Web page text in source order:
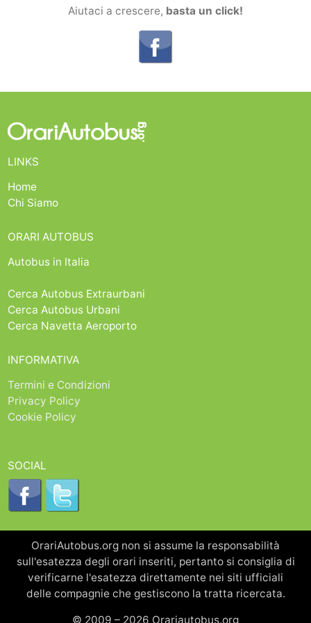
Aiutaci a crescere, basta un click!
LINKS
Home
Chi Siamo
ORARI AUTOBUS
Autobus in Italia
Cerca Autobus Extraurbani
Cerca Autobus Urbani
Cerca Navetta Aeroporto
INFORMATIVA
Termini e Condizioni
Privacy Policy
Cookie Policy
SOCIAL
OrariAutobus.org non si assume la responsabilità
sull'esatezza degli orari inseriti, pertanto si consiglia di
verificarne l'esatezza direttamente nei siti ufficiali
delle compagnie che gestiscono la tratta ricercata.
© 2009 – 2026 Orariautobus.org